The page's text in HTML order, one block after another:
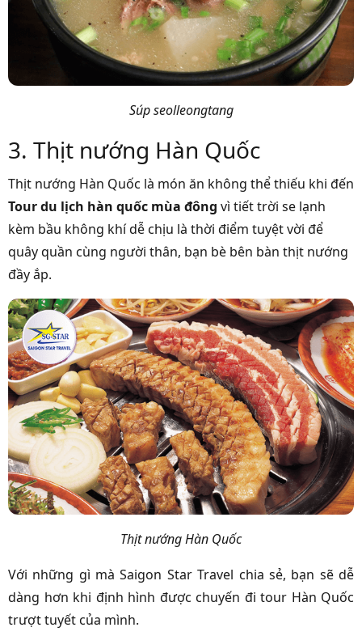
Súp seolleongtang
3. Thịt nướng Hàn Quốc
Thịt nướng Hàn Quốc là món ăn không thể thiếu khi đến
Tour du lịch hàn quốc mùa đông vì tiết trời se lạnh
kèm bầu không khí dễ chịu là thời điểm tuyệt vời để
quây quần cùng người thân, bạn bè bên bàn thịt nướng
đầy ắp.
Thịt nướng Hàn Quốc
Với những gì màSaigon Star Travel chia sẻ, bạn sẽ dễ
dàng hơn khi định hình được chuyến đi tour Hàn Quốc
trượt tuyết của mình.